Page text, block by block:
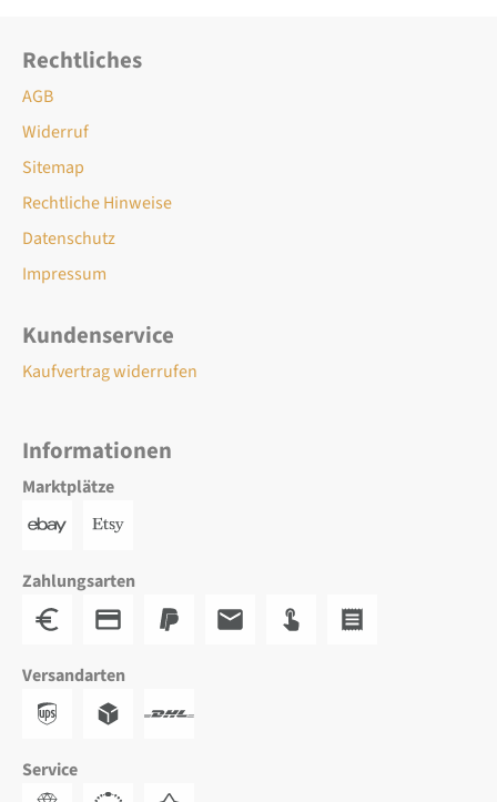
Rechtliches
AGB
Widerruf
Sitemap
Rechtliche Hinweise
Datenschutz
Impressum
Kundenservice
Kaufvertrag widerrufen
Informationen
Marktplätze
Zahlungsarten
Versandarten
Service